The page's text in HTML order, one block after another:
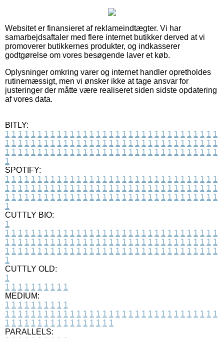
Websitet er finansieret af reklameindtægter. Vi har
samarbejdsaftaler med flere internet butikker derved at vi
promoverer butikkernes produkter, og indkasserer
godtgørelse om vores besøgende laver et køb.
Oplysninger omkring varer og internet handler opretholdes
rutinemæssigt, men vi ønsker ikke at tage ansvar for
justeringer der måtte være realiseret siden sidste opdatering
af vores data.
BITLY:
1 1 1 1 1 1 1 1 1 1 1 1 1 1 1 1 1 1 1 1 1 1 1 1 1 1 1 1 1 1 1 1 1
1 1 1 1 1 1 1 1 1 1 1 1 1 1 1 1 1 1 1 1 1 1 1 1 1 1 1 1 1 1 1 1 1
1 1 1 1 1 1 1 1 1 1 1 1 1 1 1 1 1 1 1 1 1 1 1 1 1 1 1 1 1 1 1 1 1
1
SPOTIFY:
1 1 1 1 1 1 1 1 1 1 1 1 1 1 1 1 1 1 1 1 1 1 1 1 1 1 1 1 1 1 1 1 1
1 1 1 1 1 1 1 1 1 1 1 1 1 1 1 1 1 1 1 1 1 1 1 1 1 1 1 1 1 1 1 1 1
1 1 1 1 1 1 1 1 1 1 1 1 1 1 1 1 1 1 1 1 1 1 1 1 1 1 1 1 1 1 1 1 1
1
CUTTLY BIO:
1
1 1 1 1 1 1 1 1 1 1 1 1 1 1 1 1 1 1 1 1 1 1 1 1 1 1 1 1 1 1 1 1 1
1 1 1 1 1 1 1 1 1 1 1 1 1 1 1 1 1 1 1 1 1 1 1 1 1 1 1 1 1 1 1 1 1
1 1 1 1 1 1 1 1 1 1 1 1 1 1 1 1 1 1 1 1 1 1 1 1 1 1 1 1 1 1 1 1 1
1
CUTTLY OLD:
1
1 1 1 1 1 1 1 1 1 1
MEDIUM:
1 1 1 1 1 1 1 1 1 1
1 1 1 1 1 1 1 1 1 1 1 1 1 1 1 1 1 1 1 1 1 1 1 1 1 1 1 1 1 1 1 1 1
1 1 1 1 1 1 1 1 1 1 1 1 1 1 1 1 1
PARALLELS: